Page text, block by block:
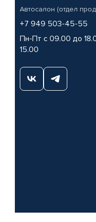
Автосалон (отдел
+7 949 503-45-55
Пн-Пт с 09.00 до
15.00